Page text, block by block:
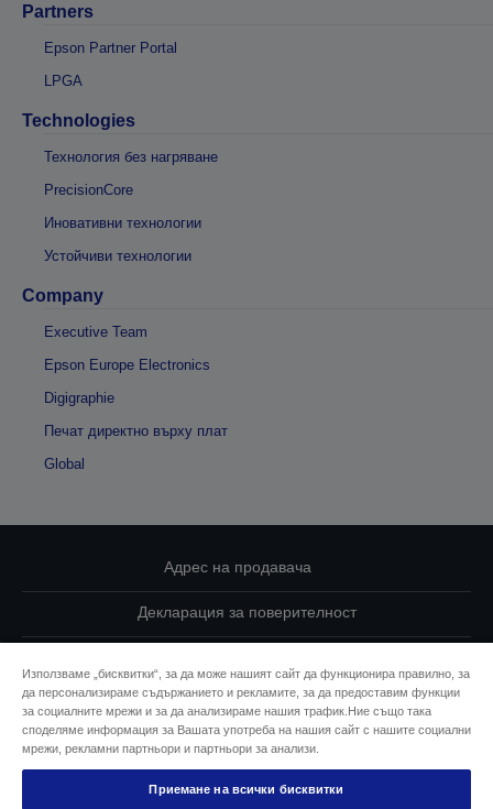
Partners
Epson Partner Portal
LPGA
Technologies
Технология без нагряване
PrecisionCore
Иновативни технологии
Устойчиви технологии
Company
Executive Team
Epson Europe Electronics
Digigraphie
Печат директно върху плат
Global
Адрес на продавача
Декларация за поверителност
Свържете се с нас за Вашите данни
Информация за бисквитките
Ангажимент за достъпност на Epson
Използваме „бисквитки“, за да може нашият сайт да функционира правилно, за
да персонализираме съдържанието и рекламите, за да предоставим функции
за социалните мрежи и за да анализираме нашия трафик.Ние също така
споделяме информация за Вашата употреба на нашия сайт с нашите социални
мрежи, рекламни партньори и партньори за анализи.
Приемане на всички бисквитки